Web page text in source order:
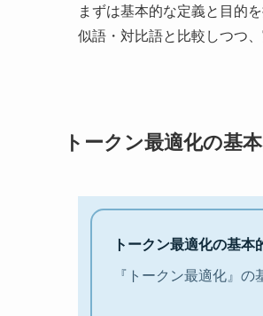
まずは基本的な定義と目的
似語・対比語と比較しつつ
トークン最適化の基
トークン最適化の基本
『トークン最適化』の